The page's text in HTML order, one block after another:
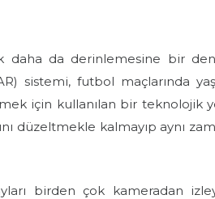
daha da derinlemesine bir
sistemi, futbol maçlarında
için kullanılan bir teknolojik
düzeltmekle kalmayıp aynı
birden çok kameradan